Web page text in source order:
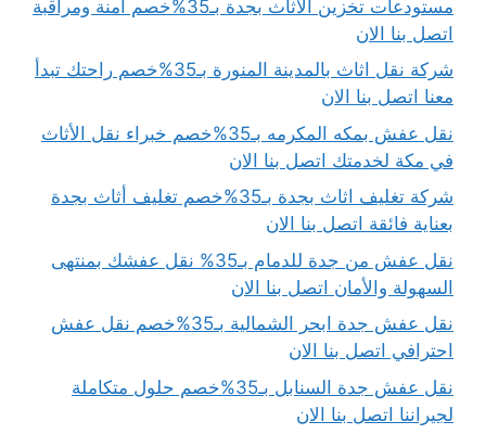
مستودعات تخزين الاثاث بجدة بـ35%خصم آمنة ومراقبة
اتصل بنا الان
شركة نقل اثاث بالمدينة المنورة بـ35%خصم راحتك تبدأ
معنا اتصل بنا الان
نقل عفش بمكه المكرمه بـ35%خصم خبراء نقل الأثاث
في مكة لخدمتك اتصل بنا الان
شركة تغليف اثاث بجدة بـ35%خصم تغليف أثاث بجدة
بعناية فائقة اتصل بنا الان
نقل عفش من جدة للدمام بـ35% نقل عفشك بمنتهى
السهولة والأمان اتصل بنا الان
نقل عفش جدة ابحر الشمالية بـ35%خصم نقل عفش
احترافي اتصل بنا الان
نقل عفش جدة السنابل بـ35%خصم حلول متكاملة
لجيراننا اتصل بنا الان